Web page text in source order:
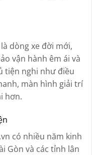
dòng xe đời mới,
vận hành êm ái và
tiện nghi như điều
màn hình giải trí
hơn.
có nhiều năm kinh
Gòn và các tỉnh lân